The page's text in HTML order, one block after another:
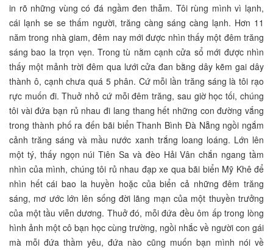
in rõ những vùng có đá ngầm đen thẫm. Tôi rùng mình vì lạnh,
cái lạnh se se thấm người, trăng càng sáng càng lạnh. Hơn 11
năm trong nhà giam, đêm nay mới được nhìn thấy một đêm trăng
sáng bao la trọn vẹn. Trong tù nằm cạnh cửa sổ mới được nhìn
thấy một mảnh trời đêm qua lưới cửa đan bằng dây kẽm gai dây
thành ô, cạnh chưa quá 5 phân. Cứ mỗi lần trăng sáng là tôi rạo
rực muốn đi. Thuở nhỏ cứ mỗi đêm trăng, sau giờ học tối, chúng
tôi vài đứa bạn rủ nhau đi lang thang hết những con đường vắng
trong thành phố ra đến bãi biển Thanh Bình Đà Nẵng ngồi ngắm
cảnh trăng sáng và mầu nước xanh trắng loang loáng. Lớn lên
một tý, thấy ngọn núi Tiên Sa và đèo Hải Vân chắn ngang tầm
nhìn của mình, chúng tôi rủ nhau đạp xe qua bãi biển Mỹ Khê để
nhìn hết cái bao la huyền hoặc của biển cả những đêm trăng
sáng, mơ ước lớn lên sống đời lãng mạn của một thuyền trưởng
của một tầu viễn dương. Thuở đó, mỗi đứa đều ôm ấp trong lòng
hình ảnh một cô bạn học cùng trường, ngồi nhắc về người con gái
mà mỗi đứa thầm yêu, đứa nào cũng muốn bạn mình nói về